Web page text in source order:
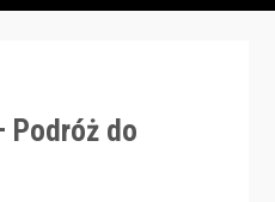
Podróż do